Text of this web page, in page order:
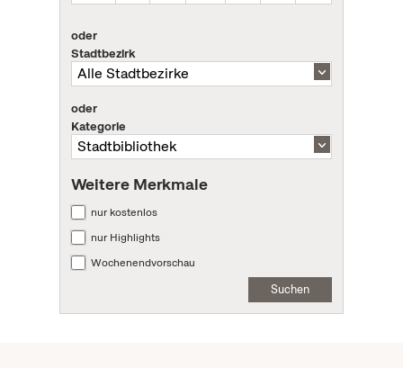
oder
Stadtbezirk
oder
Kategorie
Weitere Merkmale
nur kostenlos
nur Highlights
Wochenendvorschau
Suchen